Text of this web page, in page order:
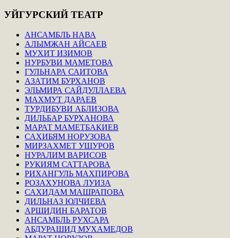
УЙГУРСКИЙ ТЕАТР
АНСАМБЛЬ НАВА
АЛЫМЖАН АЙСАЕВ
МУХИТ ИЗИМОВ
НУРБУВИ МАМЕТОВА
ГУЛЬНАРА САИТОВА
АЗАТИМ БУРХАНОВ
ЭЛЬМИРА САЙДУЛЛАЕВА
МАХМУТ ДАРАЕВ
ТУРДИБУВИ АБЛИЗОВА
ДИЛЬБАР БУРХАНОВА
МАРАТ МАМЕТБАКИЕВ
САХИБЯМ НОРУЗОВА
МИРЗАХМЕТ УШУРОВ
НУРАЛИМ ВАРИСОВ
РУКИЯМ САТТАРОВА
РИХАНГУЛЬ МАХПИРОВА
РОЗАХУНОВА ЛУИЗА
САХИДАМ МАШРАПОВА
ДИЛЬНАЗ ЮЛЧИЕВА
АРШИДИН БАРАТОВ
АНСАМБЛЬ РУХСАРА
АБДУРАШИД МУХАМЕДОВ